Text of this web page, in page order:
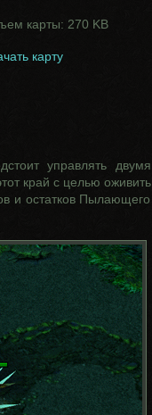
карты: 270 KB
карту
управлять двумя
край с целью оживить
и остатков Пылающего